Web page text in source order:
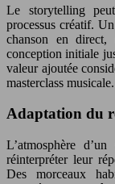
Le storytelling
processus créatif.
chanson en direct,
conception initiale
valeur ajoutée
masterclass musicale.
Adaptation du
L’atmosphère
réinterpréter leur
Des morceaux